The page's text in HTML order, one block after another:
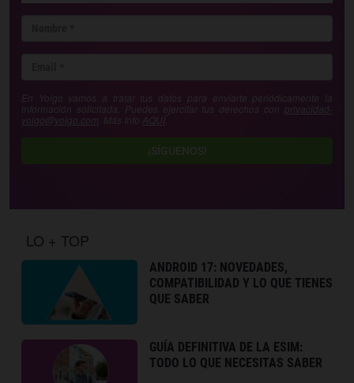
En Yoigo vamos a tratar tus datos para enviarte periódicamente la
información solicitada. Puedes ejercitar tus derechos con privacidad-
yoigo@yoigo.com . Más Info AQUÍ
¡SÍGUENOS!
LO + TOP
ANDROID 17: NOVEDADES,
COMPATIBILIDAD Y LO QUE TIENES
QUE SABER
GUÍA DEFINITIVA DE LA ESIM:
TODO LO QUE NECESITAS SABER